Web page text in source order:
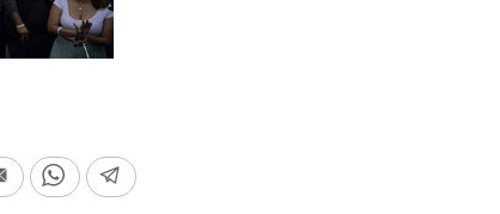
Email WhatsAppTelegram